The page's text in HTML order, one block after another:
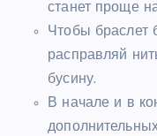
станет проще
Чтобы браслет
расправляй
бусину.
В начале и в